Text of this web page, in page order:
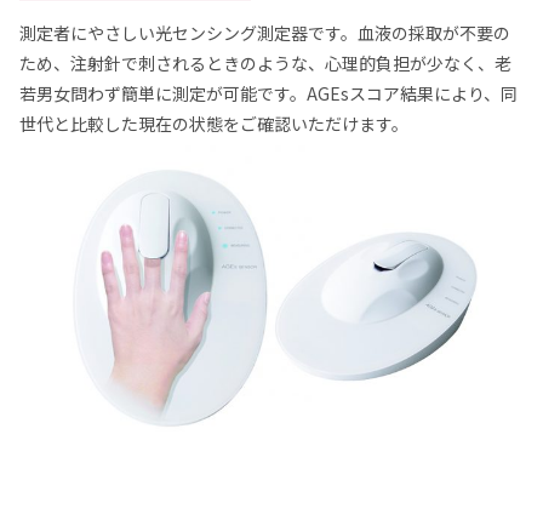
測定者にやさしい光センシング測定器です。血液の採取が不要の
ため、注射針で刺されるときのような、心理的負担が少なく、老
若男女問わず簡単に測定が可能です。AGEsスコア結果により、同
世代と比較した現在の状態をご確認いただけます。